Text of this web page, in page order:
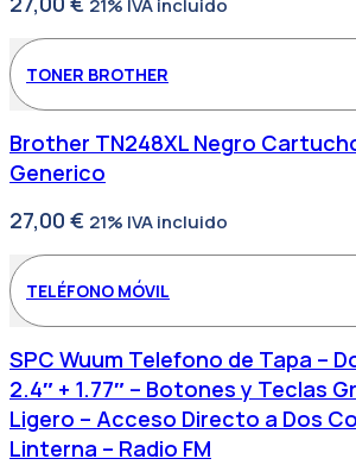
21% IVA incluido
TONER BROTHER
Brother TN248XL Negro
Generico
27,00 € 21% IVA incluido
TELÉFONO MÓVIL
SPC Wuum Telefono de Tapa –
2.4″ + 1.77″ – Botones y Teclas
Ligero – Acceso Directo a Dos
Linterna – Radio FM